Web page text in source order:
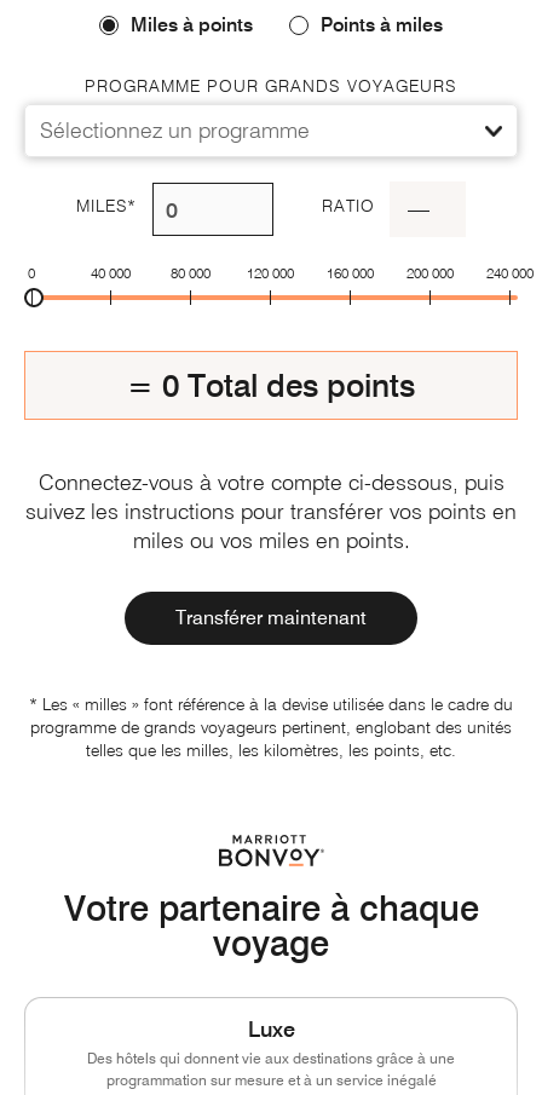
Miles à points Points à miles
PROGRAMME POUR GRANDS VOYAGEURS
Sélectionnez un programme
MILES* RATIO —
0 40 000 80 000 120 000 160 000 200 000 240 000
= 0 Total des points
Connectez-vous à votre compte ci-dessous, puis
suivez les instructions pour transférer vos points en
miles ou vos miles en points.
Transférer maintenant
* Les « milles » font référence à la devise utilisée dans le cadre du
programme de grands voyageurs pertinent, englobant des unités
telles que les milles, les kilomètres, les points, etc.
Votre partenaire à chaque
voyage
Luxe
Des hôtels qui donnent vie aux destinations grâce à une
programmation sur mesure et à un service inégalé